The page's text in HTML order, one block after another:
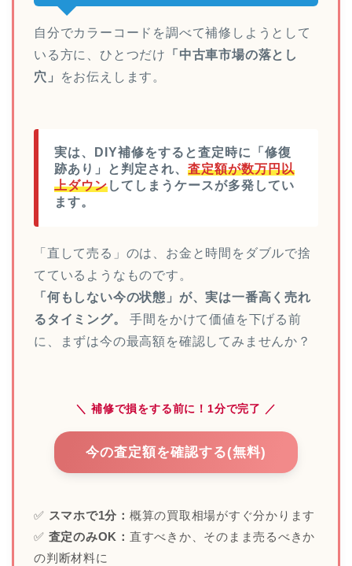
自分でカラーコードを調べて補修しようとして
いる方に、ひとつだけ
「中古車市場の落とし
穴」
をお伝えします。
実は、DIY補修をすると査定時に「修復
跡あり」と判定され、 査定額が数万円以
上ダウンしてしまうケースが多発してい
ます。
「直して売る」のは、お金と時間をダブルで捨
てているようなものです。
「何もしない今の状態」が、実は一番高く売れ
るタイミング。
手間をかけて価値を下げる前
に、まずは今の最高額を確認してみませんか？
＼ 補修で損をする前に！1分で完了 ／
今の査定額を確認する(無料)
✅ スマホで1分： 概算の買取相場がすぐ分かります
✅ 査定のみOK： 直すべきか、そのまま売るべきか
の判断材料に